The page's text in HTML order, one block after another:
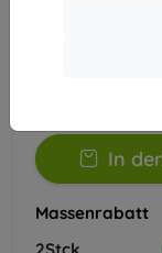
Letztes Stück
In
Massenrabatt